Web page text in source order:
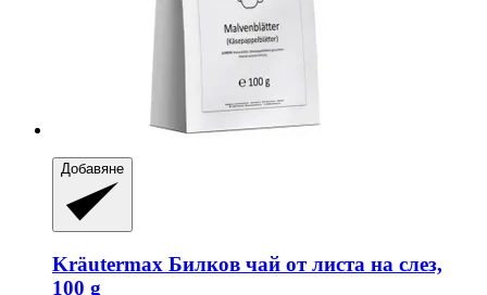
Добавяне
Kräutermax Билков чай от листа на слез,
100 g